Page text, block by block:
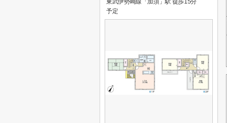
東武伊勢崎線「加須」駅 徒歩15分
予定